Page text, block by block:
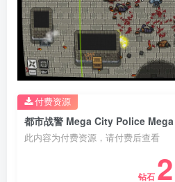
此内容为付费资源，请付费后查看
钻石 2
付费资源